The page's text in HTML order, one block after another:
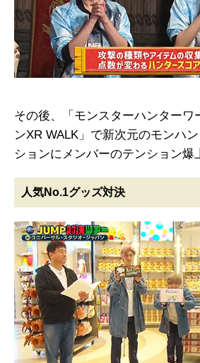
その後、「モンスターハンターワ
ンXR WALK」で新次元のモンハ
ションにメンバーのテンション爆
人気No.1グッズ対決